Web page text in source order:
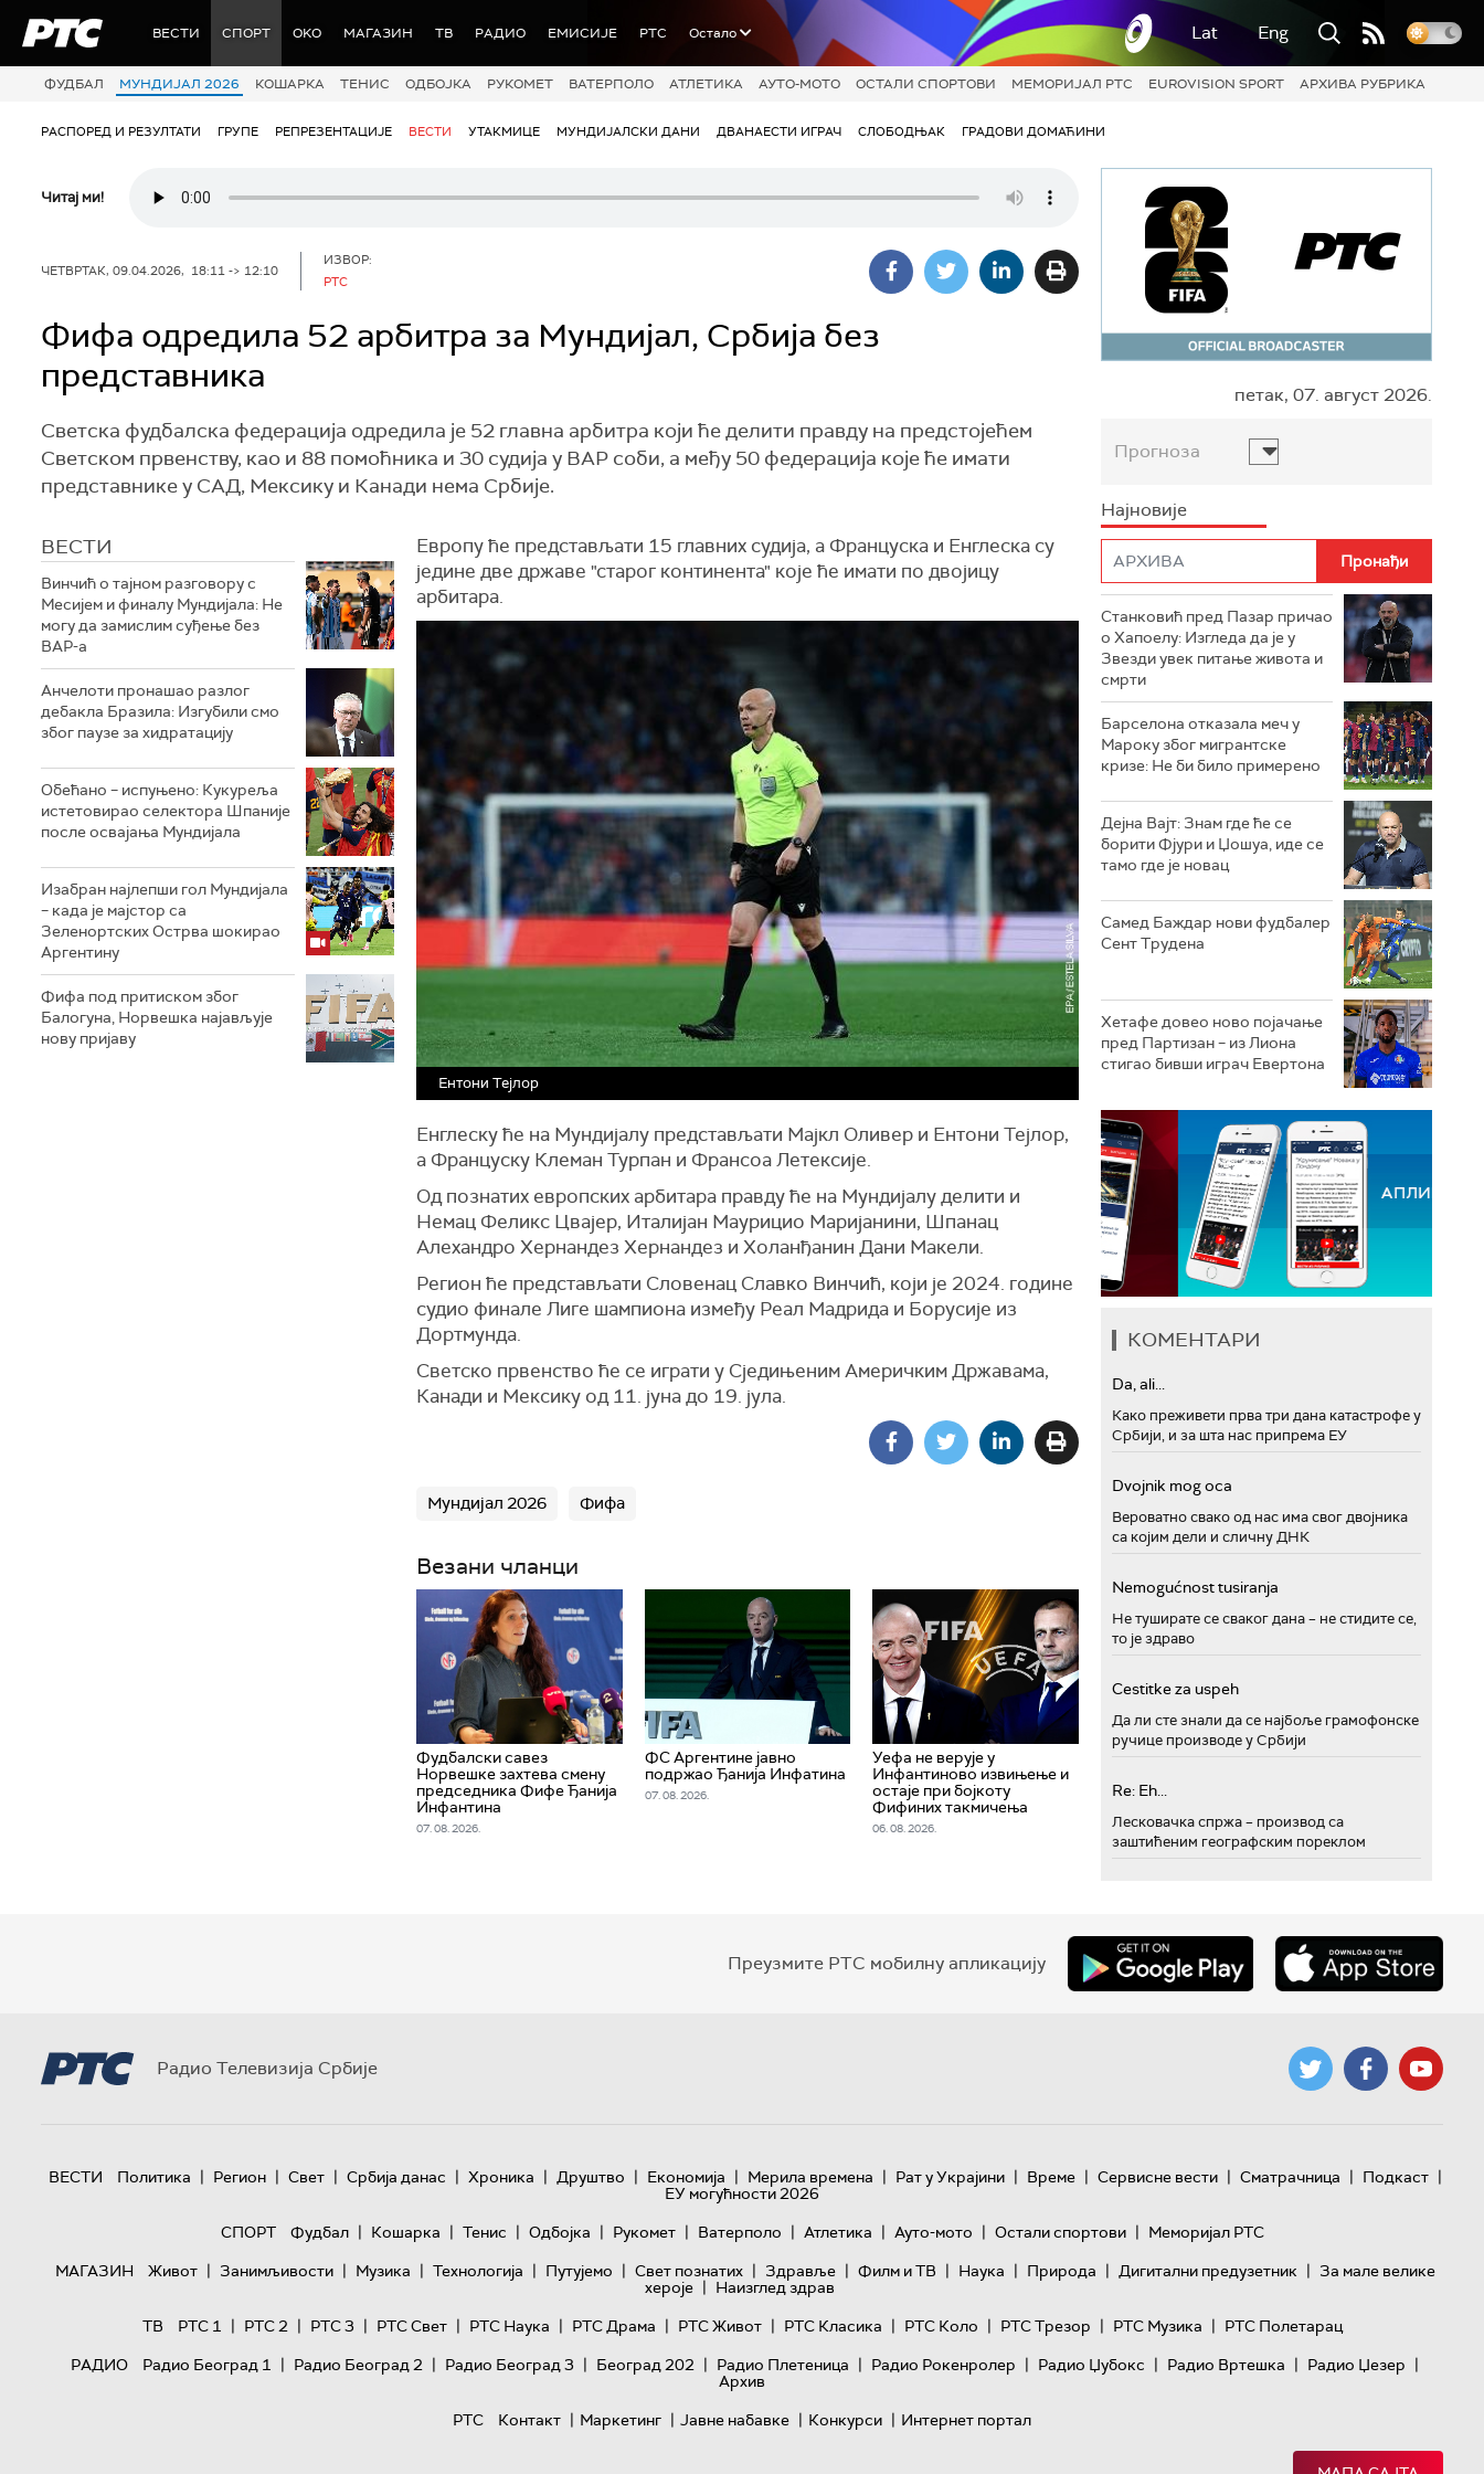
РТС ВЕСТИ СПОРТ OKO МАГАЗИН ТВ РАДИО ЕМИСИЈЕ РТС Остало Lat Eng
ФУДБАЛ МУНДИЈАЛ 2026 КОШАРКА ТЕНИС ОДБОЈКА РУКОМЕТ ВАТЕРПОЛО АТЛЕТИКА АУТО-МОТО ОСТАЛИ СПОРТОВИ МЕМОРИЈАЛ РТС EUROVISION SPORT АРХИВА РУБРИКА
РАСПОРЕД И РЕЗУЛТАТИ ГРУПЕ РЕПРЕЗЕНТАЦИЈЕ ВЕСТИ УТАКМИЦЕ МУНДИЈАЛСКИ ДАНИ ДВАНАЕСТИ ИГРАЧ СЛОБОДЊАК ГРАДОВИ ДОМАЋИНИ
Читај ми!
ЧЕТВРТАК, 09.04.2026, 18:11 -> 12:10
ИЗВОР:
РТС
Фифа одредила 52 арбитра за Мундијал, Србија без
представника
Светска фудбалска федерација одредила је 52 главна арбитра који ће делити правду на предстојећем
Светском првенству, као и 88 помоћника и 30 судија у ВАР соби, а међу 50 федерација које ће имати
представнике у САД, Мексику и Канади нема Србије.
ВЕСТИ
Винчић о тајном разговору с
Месијем и финалу Мундијала: Не
могу да замислим суђење без
ВАР-а
Анчелоти пронашао разлог
дебакла Бразила: Изгубили смо
због паузе за хидратацију
Обећано – испуњено: Кукуреља
истетовирао селектора Шпаније
после освајања Мундијала
Изабран најлепши гол Мундијала
– када је мајстор са
Зеленортских Острва шокирао
Аргентину
Фифа под притиском због
Балогуна, Норвешка најављује
нову пријаву
Европу ће представљати 15 главних судија, а Француска и Енглеска су
једине две државе "старог континента" које ће имати по двојицу
арбитара.
Ентони Тејлор
Енглеску ће на Мундијалу представљати Мајкл Оливер и Ентони Тејлор,
а Француску Клеман Турпан и Франсоа Летексије.
Од познатих европских арбитара правду ће на Мундијалу делити и
Немац Феликс Цвајер, Италијан Маурицио Маријанини, Шпанац
Алехандро Хернандез Хернандез и Холанђанин Дани Макели.
Регион ће представљати Словенац Славко Винчић, који је 2024. године
судио финале Лиге шампиона између Реал Мадрида и Борусије из
Дортмунда.
Светско првенство ће се играти у Сједињеним Америчким Државама,
Канади и Мексику од 11. јуна до 19. јула.
Мундијал 2026 Фифа
Везани чланци
Фудбалски савез
Норвешке захтева смену
председника Фифе Ђанија
Инфантина
07. 08. 2026.
ФС Аргентине јавно
подржао Ђанија Инфатина
07. 08. 2026.
Уефа не верује у
Инфантиново извињење и
остаје при бојкоту
Фифиних такмичења
06. 08. 2026.
петак, 07. август 2026.
Прогноза
Најновије
Станковић пред Пазар причао
о Хапоелу: Изгледа да је у
Звезди увек питање живота и
смрти
Барселона отказала меч у
Мароку због мигрантске
кризе: Не би било примерено
Дејна Вајт: Знам где ће се
борити Фјури и Џошуа, иде се
тамо где је новац
Самед Баждар нови фудбалер
Сент Трудена
Хетафе довео ново појачање
пред Партизан – из Лиона
стигао бивши играч Евертона
КОМЕНТАРИ
Da, ali...
Како преживети прва три дана катастрофе у
Србији, и за шта нас припрема ЕУ
Dvojnik mog oca
Вероватно свако од нас има свог двојника
са којим дели и сличну ДНК
Nemogućnost tusiranja
Не туширате се сваког дана – не стидите се,
то је здраво
Cestitke za uspeh
Да ли сте знали да се најбоље грамофонске
ручице производе у Србији
Re: Eh...
Лесковачка спржа – производ са
заштићеним географским пореклом
Преузмите РТС мобилну апликацију
Радио Телевизија Србије
ВЕСТИ Политика | Регион | Свет | Србија данас | Хроника | Друштво | Економија | Мерила времена | Рат у Украјини | Време | Сервисне вести | Сматрачница | Подкаст |
ЕУ могућности 2026
СПОРТ
Фудбал | Кошарка | Тенис | Одбојка | Рукомет | Ватерполо | Атлетика | Ауто-мото | Остали спортови | Меморијал РТС
МАГАЗИН
Живот | Занимљивости | Музика | Технологијa | Путујемо | Свет познатих | Здравље | Филм и ТВ | Наука | Природа | Дигитални предузетник | За мале велике
хероје | Наизглед здрав
ТВ
РТС 1 | РТС 2 | РТС 3 | РТС Свет | РТС Наука | РТС Драма | РТС Живот | РТС Класика | РТС Коло | РТС Трезор | РТС Музика | РТС Полетарац
РАДИО
Радио Београд 1 | Радио Београд 2 | Радио Београд 3 | Београд 202 | Радио Плетеница | Радио Рокенролер | Радио Џубокс | Радио Вртешка | Радио Џезер |
Архив
РТС
Контакт | Маркетинг | Јавне набавке | Конкурси | Интернет портал